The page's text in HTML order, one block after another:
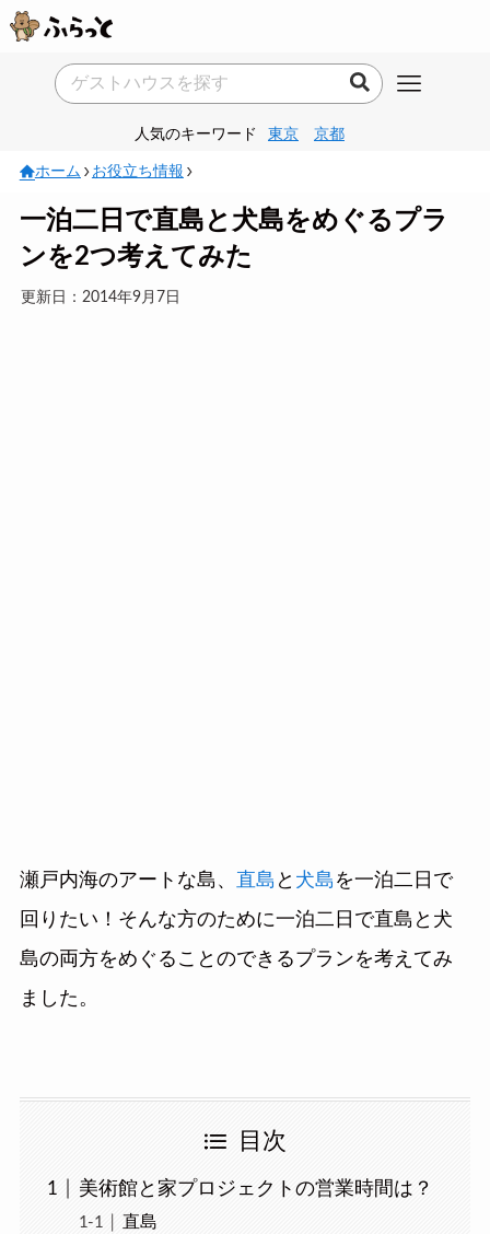
人気のキーワード 東京 京都
ホーム お役立ち情報
一泊二日で直島と犬島をめぐるプラ
ンを2つ考えてみた
更新日：2014年9月7日
瀬戸内海のアートな島、 直島 と 犬島 を一泊二日で
回りたい！そんな方のために一泊二日で直島と犬
島の両方をめぐることのできるプランを考えてみ
ました。
目次
美術館と家プロジェクトの営業時間は？
直島